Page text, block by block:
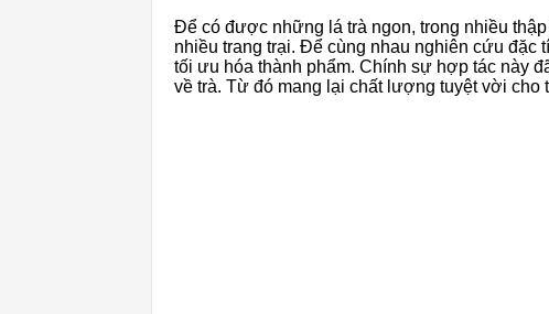
Để có được những lá trà ngon, trong nhiều
nhiều trang trại. Để cùng nhau nghiên cứu đặc
tối ưu hóa thành phẩm. Chính sự hợp tác này
về trà. Từ đó mang lại chất lượng tuyệt vời cho